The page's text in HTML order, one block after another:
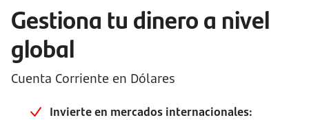
Gestiona tu dinero a nivel
global
Cuenta Corriente en Dólares
Invierte en mercados internacionales: